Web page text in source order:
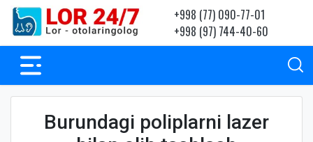
+998 (77) 090-77-01
+998 (97) 744-40-60
Burundagi poliplarni lazer